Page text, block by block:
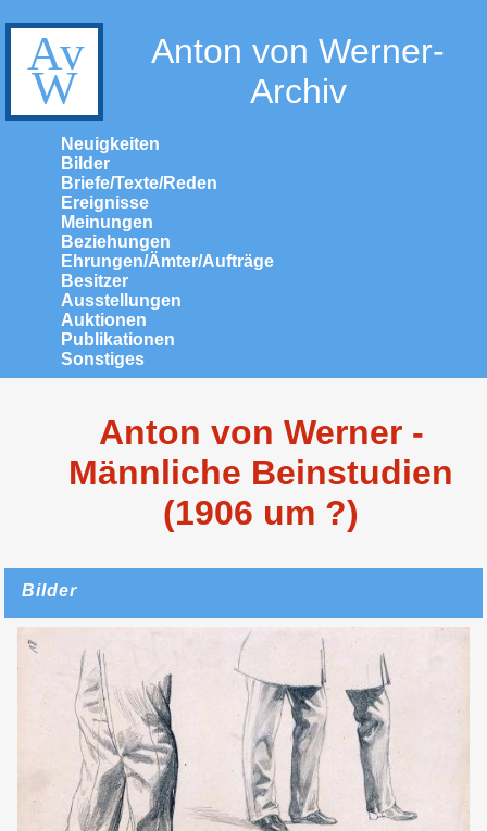
Anton von Werner-
Archiv
Neuigkeiten
Bilder
Briefe/Texte/Reden
Ereignisse
Meinungen
Beziehungen
Ehrungen/Ämter/Aufträge
Besitzer
Ausstellungen
Auktionen
Publikationen
Sonstiges
Anton von Werner -
Männliche Beinstudien
(1906 um ?)
Bilder